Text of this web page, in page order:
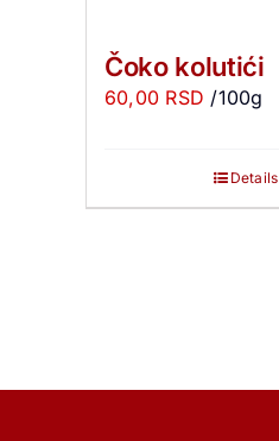
Čoko kolutići
60,00 RSD /100g
Details